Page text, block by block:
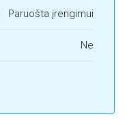
Paruošta įrengimui
Ne